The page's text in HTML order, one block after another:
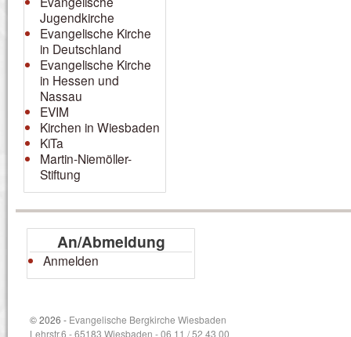
Jugendkirche
Evangelische Kirche
in Deutschland
Evangelische Kirche
in Hessen und
Nassau
EVIM
Kirchen in Wiesbaden
KiTa
Martin-Niemöller-
Stiftung
An/Abmeldung
Anmelden
© 2026 - Evangelische Bergkirche Wiesbaden
Lehrstr.6 - 65183 Wiesbaden - 06 11 / 52 43 00